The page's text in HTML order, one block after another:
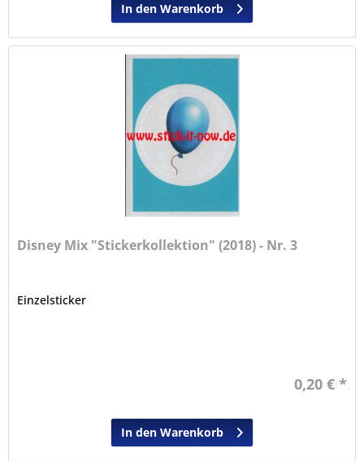
In den Warenkorb
Disney Mix "Stickerkollektion" (2018) - Nr. 3
Einzelsticker
0,20 € *
In den Warenkorb